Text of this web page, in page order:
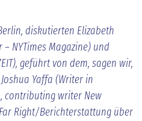
diskutierten Elizabeth
NYTimes Magazine) und
geführt von dem, sagen wir,
Yaffa (Writer in
contributing writer New
Right/Berichterstattung über